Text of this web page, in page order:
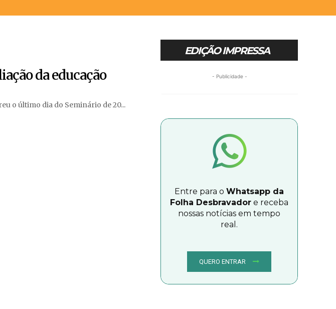
da educação
o último dia do Seminário de 20...
EDIÇÃO IMPRESSA
- Publicidade -
Entre para o Whatsapp da
Folha Desbravador e receba
nossas notícias em tempo
real.
QUERO ENTRAR